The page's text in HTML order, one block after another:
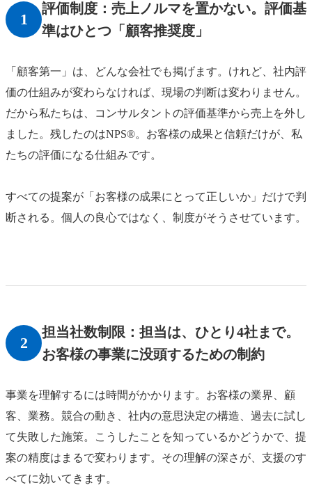
1
評価制度：売上ノルマを置かない。評価基
準はひとつ「顧客推奨度」
「顧客第一」は、どんな会社でも掲げます。けれど、社内評
価の仕組みが変わらなければ、現場の判断は変わりません。
だから私たちは、コンサルタントの評価基準から売上を外し
ました。残したのはNPS®。お客様の成果と信頼だけが、私
たちの評価になる仕組みです。
すべての提案が「お客様の成果にとって正しいか」だけで判
断される。個人の良心ではなく、制度がそうさせています。
2
担当社数制限：担当は、ひとり4社まで。
お客様の事業に没頭するための制約
事業を理解するには時間がかかります。お客様の業界、顧
客、業務。競合の動き、社内の意思決定の構造、過去に試し
て失敗した施策。こうしたことを知っているかどうかで、提
案の精度はまるで変わります。その理解の深さが、支援のす
べてに効いてきます。